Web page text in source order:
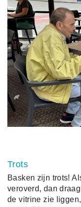
Trots
Basken zijn trots!
veroverd, dan
de vitrine zie